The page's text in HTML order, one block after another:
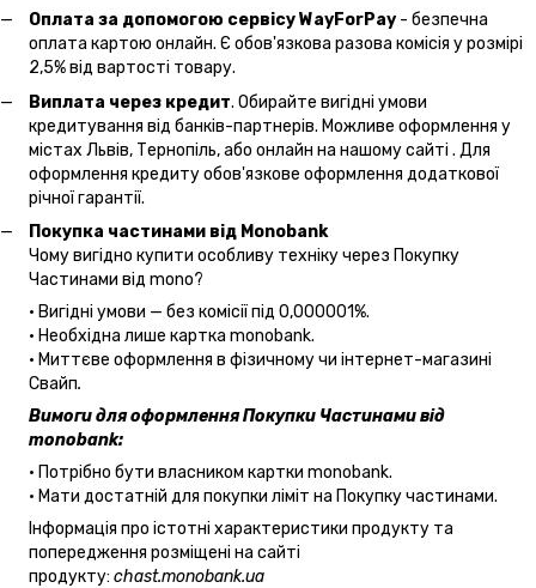
Оплата за допомогою сервісу WayForPay - безпечна
оплата картою онлайн. Є обов'язкова разова комісія у розмірі
2,5% від вартості товару.
Виплата через кредит. Обирайте вигідні умови
кредитування від банків-партнерів. Можливе оформлення у
містах Львів, Тернопіль, або онлайн на нашому сайті . Для
оформлення кредиту обов'язкове оформлення додаткової
річної гарантії.
Покупка частинами від Monobank
Чому вигідно купити особливу техніку через Покупку
Частинами від mono?
• Вигідні умови — без комісії під 0,000001%.
• Необхідна лише картка monobank.
• Миттєве оформлення в фізичному чи інтернет-магазині
Cвайп.
Вимоги для оформлення Покупки Частинами від
monobank:
• Потрібно бути власником картки monobank.
• Мати достатній для покупки ліміт на Покупку частинами.
Інформація про істотні характеристики продукту та
попередження розміщені на сайті
продукту: chast.monobank.ua